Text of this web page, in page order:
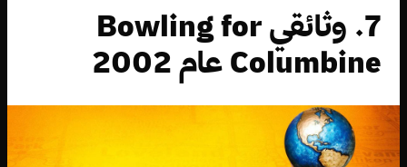
7. وثائقي Bowling for
Columbine عام 2002